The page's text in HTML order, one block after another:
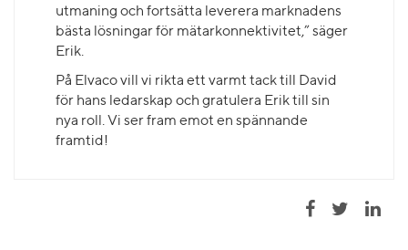
utmaning och fortsätta leverera marknadens
bästa lösningar för mätarkonnektivitet,” säger
Erik.
På Elvaco vill vi rikta ett varmt tack till David
för hans ledarskap och gratulera Erik till sin
nya roll. Vi ser fram emot en spännande
framtid!